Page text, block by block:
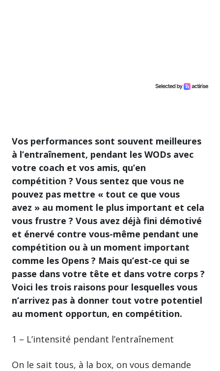
Vos performances sont souvent meilleures
à l’entraînement, pendant les WODs avec
votre coach et vos amis, qu’en
compétition ? Vous sentez que vous ne
pouvez pas mettre « tout ce que vous
avez » au moment le plus important et cela
vous frustre ? Vous avez déjà fini démotivé
et énervé contre vous-même pendant une
compétition ou à un moment important
comme les Opens ? Mais qu’est-ce qui se
passe dans votre tête et dans votre corps ?
Voici les trois raisons pour lesquelles vous
n’arrivez pas à donner tout votre potentiel
au moment opportun, en compétition.
1 – L’intensité pendant l’entraînement
On le sait tous, à la box, on vous demande